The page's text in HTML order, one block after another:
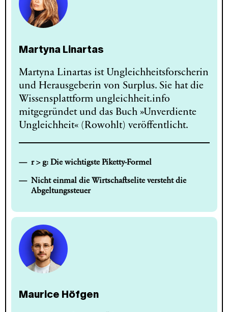
Martyna Linartas
Martyna Linartas ist Ungleichheitsforscherin
und Herausgeberin von Surplus. Sie hat die
Wissensplattform ungleichheit.info
mitgegründet und das Buch »Unverdiente
Ungleichheit« (Rowohlt) veröffentlicht.
r > g: Die wichtigste Piketty-Formel
Nicht einmal die Wirtschaftselite versteht die
Abgeltungssteuer
Maurice Höfgen